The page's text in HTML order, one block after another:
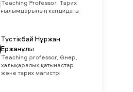
Teaching Professor, Тарих
ғылымдарының кандидаты
Түстікбай Нұржан
Ержанұлы
Teaching professor, Өнер,
халықаралық қатынастар
және тарих магистрі